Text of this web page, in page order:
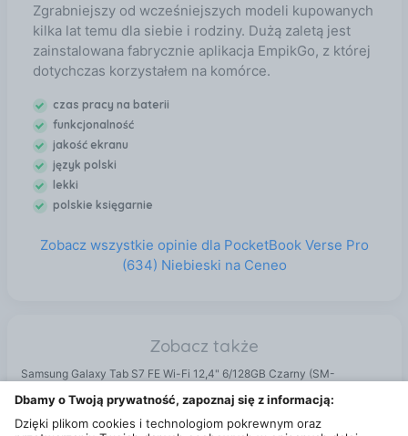
Zgrabniejszy od wcześniejszych modeli kupowanych
kilka lat temu dla siebie i rodziny. Dużą zaletą jest
zainstalowana fabrycznie aplikacja EmpikGo, z której
dotychczas korzystałem na komórce.
czas pracy na baterii
funkcjonalność
jakość ekranu
język polski
lekki
polskie księgarnie
Zobacz wszystkie opinie dla PocketBook Verse Pro
(634) Niebieski na Ceneo
Zobacz także
Samsung Galaxy Tab S7 FE Wi-Fi 12,4" 6/128GB Czarny (SM-
Dbamy o Twoją prywatność, zapoznaj się z informacją:
Dzięki plikom cookies i technologiom pokrewnym oraz